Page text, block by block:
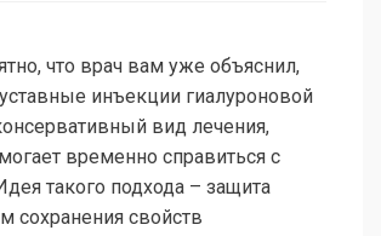
что врач вам уже объяснил,
инъекции гиалуроновой
вид лечения,
временно справиться с
такого подхода – защита
сохранения свойств